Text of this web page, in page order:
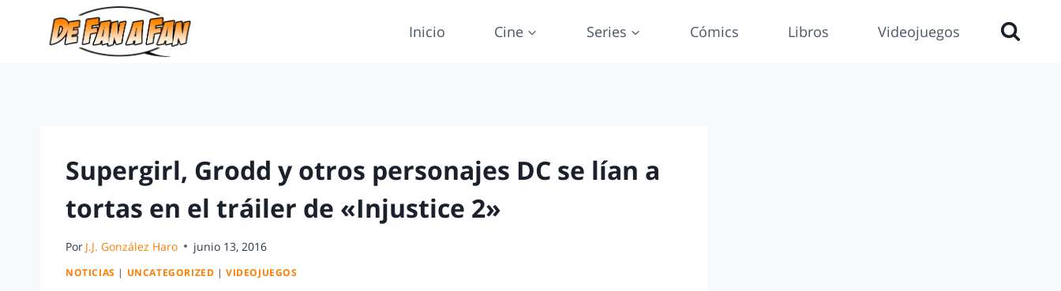
Inicio Cine Series Cómics Libros Videojuegos
Supergirl, Grodd y otros personajes DC se lían a
tortas en el tráiler de «Injustice 2»
Por J.J. González Haro junio 13, 2016
NOTICIAS | UNCATEGORIZED |VIDEOJUEGOS